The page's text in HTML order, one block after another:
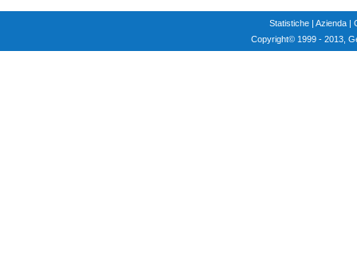
Statistiche | Azienda |
Copyright© 1999 - 2013,